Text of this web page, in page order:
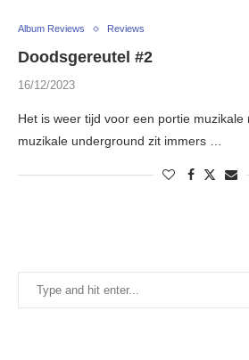
Album Reviews Reviews
Doodsgereutel #2
16/12/2023
Het is weer tijd voor een portie
muzikale underground zit immers …